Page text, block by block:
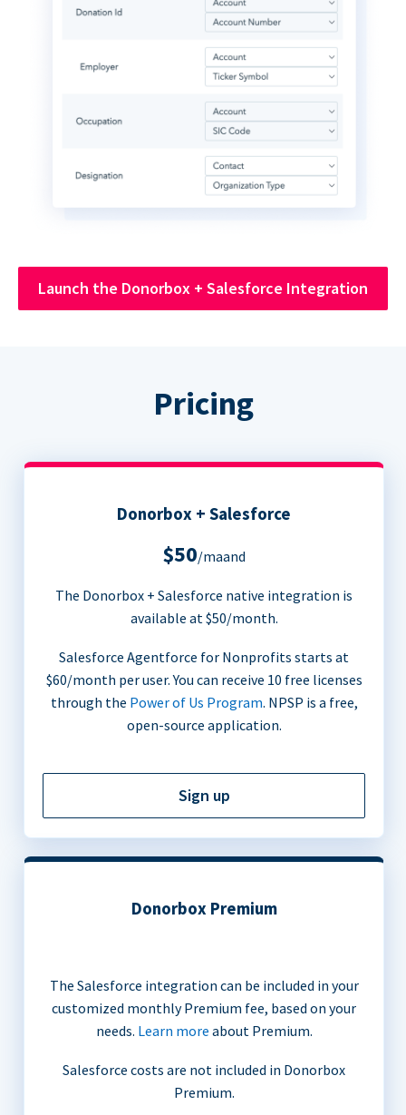
Launch the Donorbox + Salesforce Integration
Pricing
Donorbox + Salesforce
$50/maand
The Donorbox + Salesforce native integration is
available at $50/month.
Salesforce Agentforce for Nonprofits starts at
$60/month per user. You can receive 10 free licenses
through the Power of Us Program. NPSP is a free,
open-source application.
Sign up
Donorbox Premium
The Salesforce integration can be included in your
customized monthly Premium fee, based on your
needs. Learn more about Premium.
Salesforce costs are not included in Donorbox
Premium.